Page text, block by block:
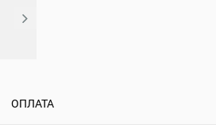
ОПЛАТА